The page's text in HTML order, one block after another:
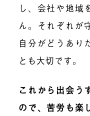
し、会社や地域
ん。それぞれが
自分がどうあり
とも大切です。
これから出会う
ので、苦労も楽